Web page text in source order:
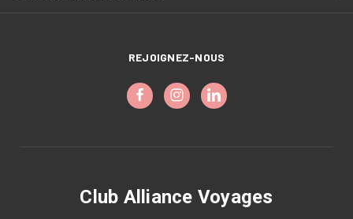
REJOIGNEZ-NOUS
Club Alliance Voyages